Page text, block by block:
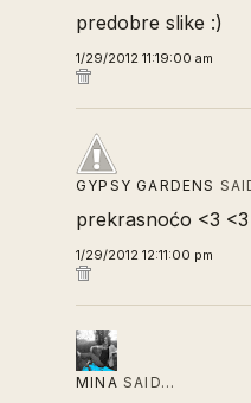
predobre slike :)
1/29/2012 11:19:00 am
GYPSY GARDENS
prekrasnoćo <3 <3
1/29/2012 12:11:00 pm
MINA SAID…